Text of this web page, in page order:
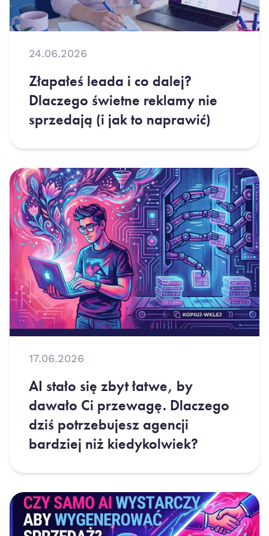
24.06.2026
Złapałeś leada i co dalej?
Dlaczego świetne reklamy nie
sprzedają (i jak to naprawić)
17.06.2026
AI stało się zbyt łatwe, by
dawało Ci przewagę. Dlaczego
dziś potrzebujesz agencji
bardziej niż kiedykolwiek?